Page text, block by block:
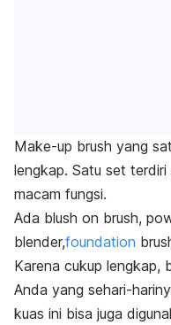
Make-up brush yang
lengkap. Satu set terdiri
macam fungsi.
Ada blush on brush,
blender,foundation
Karena cukup lengkap,
Anda yang sehari-
kuas ini bisa juga